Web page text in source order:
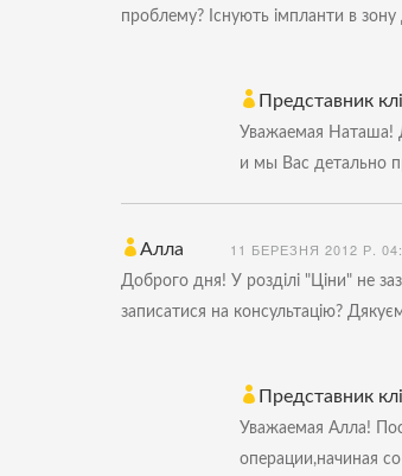
проблему? Існують імпланти в
Представник
Уважаемая Наташа!
и мы Вас детально
Алла 11 БЕРЕЗНЯ 2012 Р.
Доброго дня! У розділі "Ціни" не
записатися на консультацію?
Представник
Уважаемая Алла!
операции,начиная